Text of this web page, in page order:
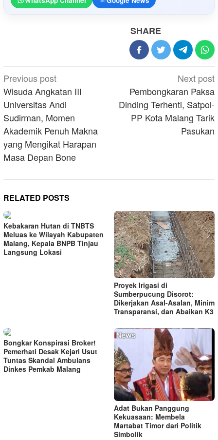
SHARE
Post
navigation
Previous post
Wisuda Angkatan III
Universitas Andi
Sudirman, Momen
Akademik Penuh Makna
yang Mengikat Harapan
Masa Depan Bone
Next post
Pembongkaran Paksa
Dinding Terhenti, Satpol-
PP Kota Malang Tarik
Pasukan
RELATED POSTS
Kebakaran Hutan di TNBTS
Meluas ke Wilayah Kabupaten
Malang, Kepala BNPB Tinjau
Langsung Lokasi
Proyek Irigasi di
Sumberpucung Disorot:
Dikerjakan Asal-Asalan, Minim
Transparansi, dan Abaikan K3
Bongkar Konspirasi Broker!
Pemerhati Desak Kejari Usut
Tuntas Skandal Ambulans
Dinkes Pemkab Malang
Adat Bukan Panggung
Kekuasaan: Membela
Martabat Timor dari Politik
Simbolik